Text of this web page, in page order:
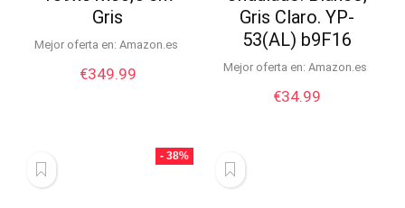
Gris
Mejor oferta en: Amazon.es
€349.99
Gris Claro. YP-
53(AL) b9F16
Mejor oferta en: Amazon.es
€34.99
- 38%